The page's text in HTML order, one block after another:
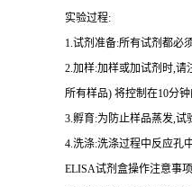
实验过程:
1.试剂准备:所有试剂都必
2.加样:加样或加试剂时,请
所有样品) 将控制在10分钟
3.孵育:为防止样品蒸发,试
4.洗涤:洗涤过程中反应孔
ELISA试剂盒操作注意事